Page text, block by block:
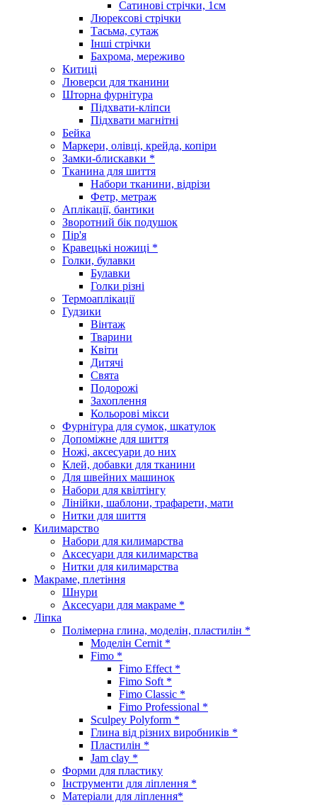
Сатинові стрічки, 1см
Люрексові стрічки
Тасьма, сутаж
Інші стрічки
Бахрома, мереживо
Китиці
Люверси для тканини
Шторна фурнітура
Підхвати-кліпси
Підхвати магнітні
Бейка
Маркери, олівці, крейда, копіри
Замки-блискавки *
Тканина для шиття
Набори тканини, відрізи
Фетр, метраж
Аплікації, бантики
Зворотний бік подушок
Пір'я
Кравецькі ножиці *
Голки, булавки
Булавки
Голки різні
Термоаплікації
Гудзики
Вінтаж
Тварини
Квіти
Дитячі
Свята
Подорожі
Захоплення
Кольорові мікси
Фурнітура для сумок, шкатулок
Допоміжне для шиття
Ножі, аксесуари до них
Клей, добавки для тканини
Для швейних машинок
Набори для квілтінгу
Лінійки, шаблони, трафарети, мати
Нитки для шиття
Килимарство
Набори для килимарства
Аксесуари для килимарства
Нитки для килимарства
Макраме, плетіння
Шнури
Аксесуари для макраме *
Ліпка
Полімерна глина, моделін, пластилін *
Моделін Cernit *
Fimo *
Fimo Effect *
Fimo Soft *
Fimo Classic *
Fimo Professional *
Sculpey Polyform *
Глина від різних виробників *
Пластилін *
Jam clay *
Форми для пластику
Інструменти для ліплення *
Матеріали для ліплення*